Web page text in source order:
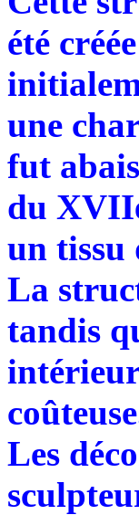
été
une
fut
du
un tissu
La
tandis
Les